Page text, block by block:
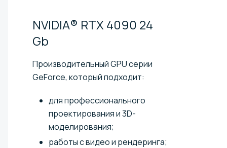
NVIDIA® RTX 4090 24
Gb
Производительный GPU серии
GeForce, который подходит:
для профессионального
проектирования и 3D-
моделирования;
работы с видео и рендеринга;